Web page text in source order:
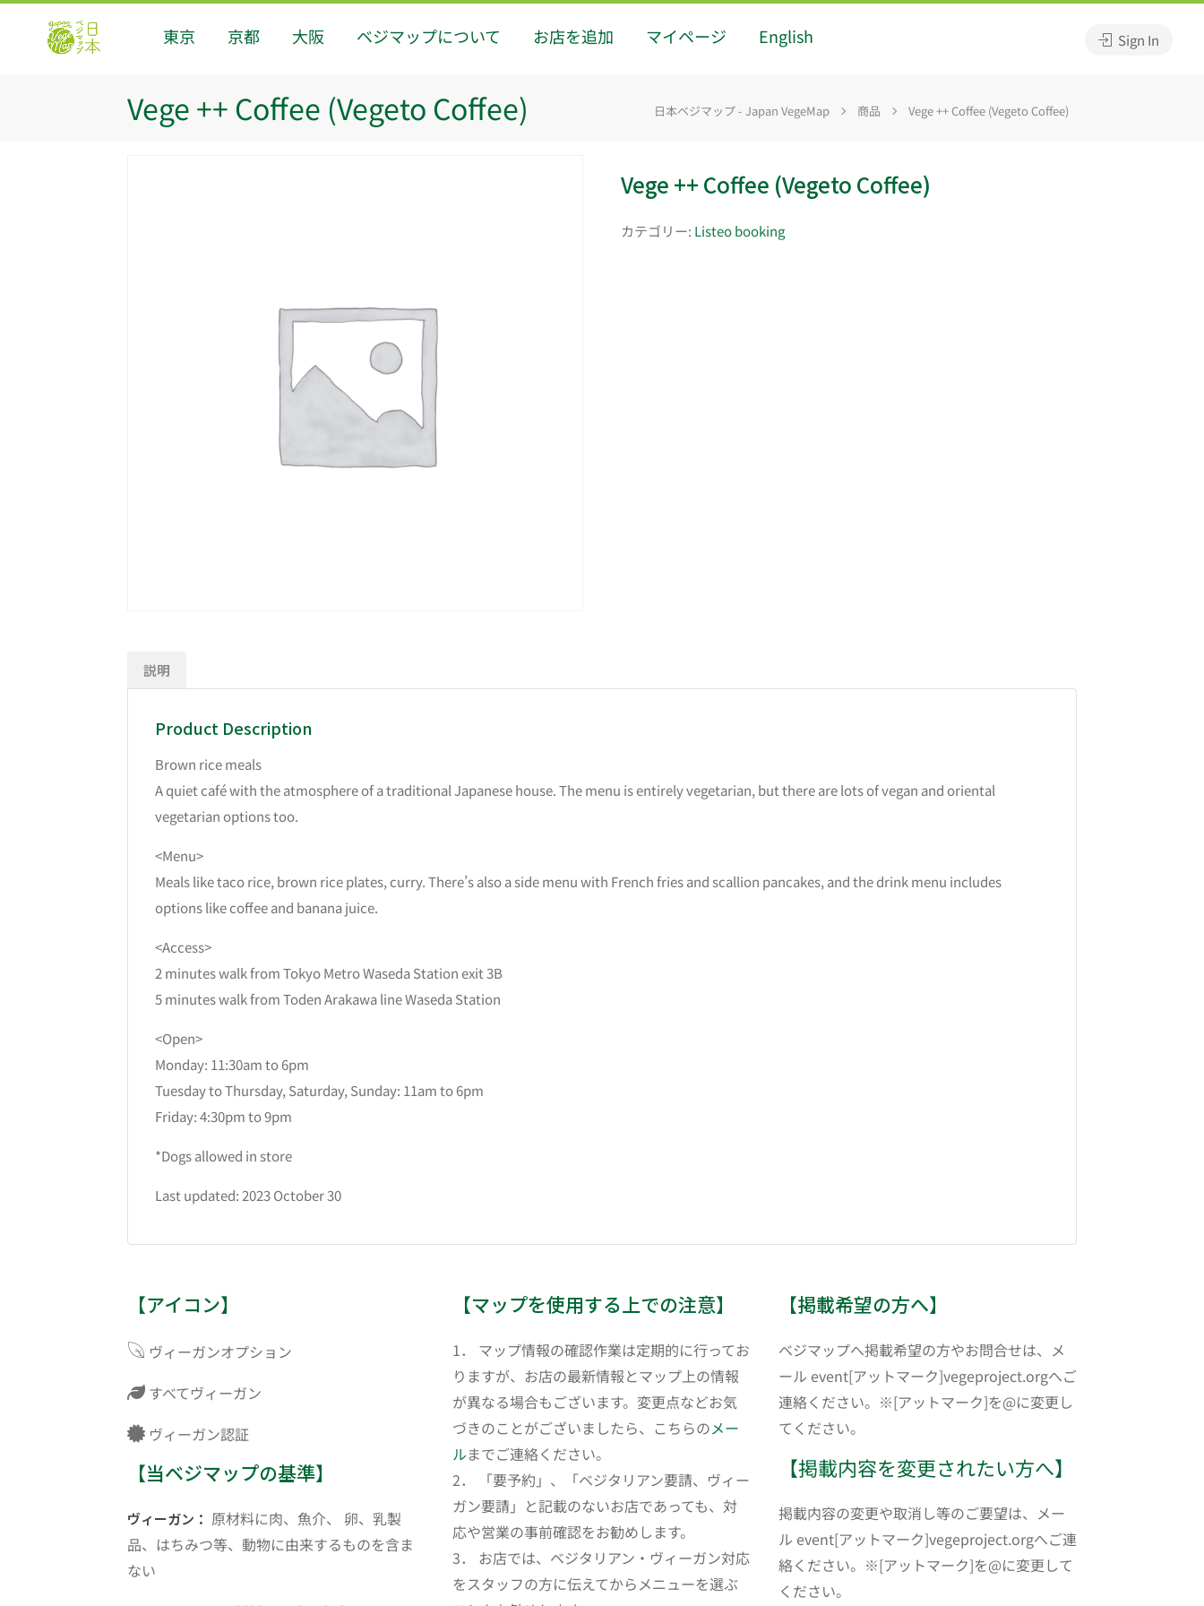
東京 京都 大阪 ベジマップについて お店を追加 マイページ English Sign In
Vege ++ Coffee (Vegeto Coffee) 日本ベジマップ - Japan VegeMap 商品 Vege ++ Coffee (Vegeto Coffee)
Vege ++ Coffee (Vegeto Coffee)
カテゴリー: Listeo booking
説明
Product Description
Brown rice meals
A quiet café with the atmosphere of a traditional Japanese house. The menu is entirely vegetarian, but there are lots of vegan and oriental
vegetarian options too.
<Menu>
Meals like taco rice, brown rice plates, curry. There’s also a side menu with French fries and scallion pancakes, and the drink menu includes
options like coffee and banana juice.
<Access>
2 minutes walk from Tokyo Metro Waseda Station exit 3B
5 minutes walk from Toden Arakawa line Waseda Station
<Open>
Monday: 11:30am to 6pm
Tuesday to Thursday, Saturday, Sunday: 11am to 6pm
Friday: 4:30pm to 9pm
*Dogs allowed in store
Last updated: 2023 October 30
【アイコン】
ヴィーガンオプション
すべてヴィーガン
ヴィーガン認証
【当ベジマップの基準】
ヴィーガン： 原材料に肉、魚介、 卵、乳製
品、はちみつ等、動物に由来するものを含ま
ない
【マップを使用する上での注意】
1． マップ情報の確認作業は定期的に行ってお
りますが、お店の最新情報とマップ上の情報
が異なる場合もございます。変更点などお気
づきのことがございましたら、こちらのメー
ルまでご連絡ください。
2． 「要予約」、「ベジタリアン要請、ヴィー
ガン要請」と記載のないお店であっても、対
応や営業の事前確認をお勧めします。
3． お店では、ベジタリアン・ヴィーガン対応
をスタッフの方に伝えてからメニューを選ぶ
【掲載希望の方へ】
ベジマップへ掲載希望の方やお問合せは、メ
ール event[アットマーク]vegeproject.orgへご
連絡ください。※[アットマーク]を@に変更し
てください。
【掲載内容を変更されたい方へ】
掲載内容の変更や取消し等のご要望は、メー
ル event[アットマーク]vegeproject.orgへご連
絡ください。※[アットマーク]を@に変更して
ください。